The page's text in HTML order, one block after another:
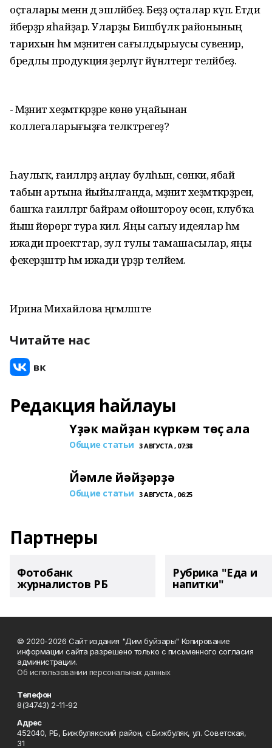
оҫталары менән дә эшләйбеҙ. Беҙҙә оҫталар күп. Етди
әйберҙәр яһайҙар. Уларҙы Бишбүләк районының
тарихын һәм мәҙәниәтен сағылдырыусы сувенир,
бредлы продукция әҙерләүгә йүнәлтергә теләйбеҙ.
- Мәҙәниәт хеҙмәткәрҙәре көнө уңайынан
коллегаларығыҙға теләктәрегеҙ?
Һаулыҡ, ғаиләләрҙә аңлау булһын, сөнки, ябай
табын артына йыйылғанда, мәҙәниәт хеҙмәткәрҙәренә,
башҡа ғаиләләргә байрам ойоштороу өсөн, клубҡа
йыш йөрөргә тура килә. Яңы сағыу идеялар һәм
ижади проекттар, зул тулы тамашасылар, яңы
фекерҙәштәр һәм ижади үрҙәр теләйем.
Ирина Михайлова әңгәмәләште
Читайте нас
Редакция һайлауы
Үҙәк майҙан күркәм төҫ ала
Общие статьи 3 АВГУСТА , 07:38
Йәмле йәйҙәрҙә
Общие статьи 3 АВГУСТА , 06:25
Партнеры
Фотобанк
журналистов РБ
Рубрика "Еда и
напитки"
© 2020-2026 Сайт издания "Дим буйзары" Копирование
информации сайта разрешено только с письменного согласия
администрации.
Об использовании персональных данных
Телефон
8(34743) 2-11-92
Адрес
452040, РБ, Бижбулякский район, с.Бижбуляк, ул. Советская,
31